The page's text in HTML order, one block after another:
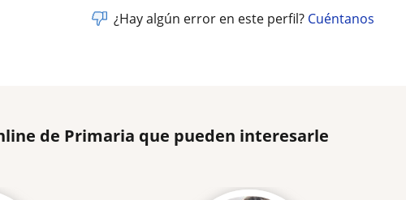
¿Hay algún error en este perfil? Cuéntanos
de Primaria que pueden interesarle